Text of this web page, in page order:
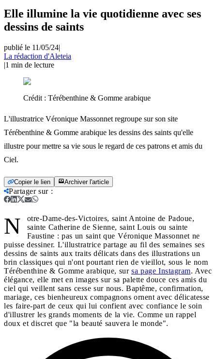
Elle illumine la vie quotidienne avec ses
dessins de saints
publié le 11/05/24|
La rédaction d'Aleteia
|1 min de lecture
Crédit : Térébenthine & Gomme arabique
L'illustratrice Véronique Massonnet regroupe sur son site
Térébenthine & Gomme arabique les dessins des saints qu'elle
illustre pour mettre sa vie sous le regard de ces patrons et amis du
Ciel.
Copier le lien Archiver l'article
Partager sur:
N
otre-Dame-des-Victoires, saint Antoine de Padoue,
sainte Catherine de Sienne, saint Louis ou sainte
Faustine : pas un saint que Véronique Massonnet ne
puisse dessiner. L'illustratrice partage au fil des semaines ses
dessins de saints aux traits délicats dans des illustrations un
brin classiques qui n'ont pourtant rien de vieillot, sous le nom
Térébenthine & Gomme arabique, sur sa page Instagram. Avec
élégance, elle met en images sur sa palette douce ces amis du
ciel qui veillent sans cesse sur nous. Baptême, confirmation,
mariage, ces bienheureux compagnons ornent avec délicatesse
les faire-part de ceux qui lui confient avec confiance le soin
d'illustrer les grands moments de la vie. Comme un rappel
doux et discret que "la beauté sauvera le monde".